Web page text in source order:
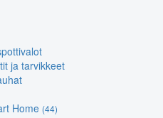
ja tarvikkeet
Home (44)